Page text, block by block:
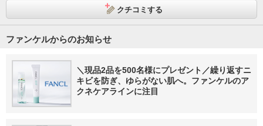
クチコミする
ファンケルからのお知らせ
＼現品2品を500名様にプレゼント／繰り返すニ
キビを防ぎ、ゆらがない肌へ。ファンケルのア
クネケアラインに注目